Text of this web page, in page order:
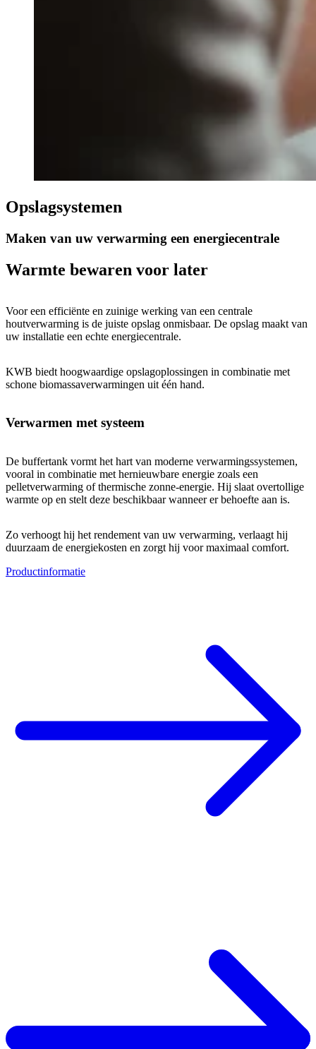
Opslagsystemen
Maken van uw verwarming een energiecentrale
Warmte bewaren voor later
Voor een efficiënte en zuinige werking van een centrale
houtverwarming is de juiste opslag onmisbaar. De opslag maakt van
uw installatie een echte energiecentrale.
KWB biedt hoogwaardige opslagoplossingen in combinatie met
schone biomassaverwarmingen uit één hand.
Verwarmen met systeem
De buffertank vormt het hart van moderne verwarmingssystemen,
vooral in combinatie met hernieuwbare energie zoals een
pelletverwarming of thermische zonne-energie. Hij slaat overtollige
warmte op en stelt deze beschikbaar wanneer er behoefte aan is.
Zo verhoogt hij het rendement van uw verwarming, verlaagt hij
duurzaam de energiekosten en zorgt hij voor maximaal comfort.
Productinformatie